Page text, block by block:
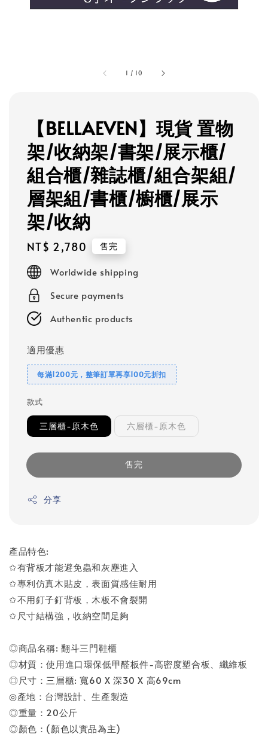
1 / 10
【BELLAEVEN】現貨 置物
架/收納架/書架/展示櫃/
組合櫃/雜誌櫃/組合架組/
層架組/書櫃/櫥櫃/展示
架/收納
Regular
price
NT$ 2,780 售完
Worldwide shipping
Secure payments
Authentic products
適用優惠
每滿1200元，整筆訂單再享100元折扣
款式
三層櫃-原木色 六層櫃-原木色
售完
分享
產品特色:
✩有背板才能避免蟲和灰塵進入
✩專利仿真木貼皮，表面質感佳耐用
✩不用釘子釘背板，木板不會裂開
✩尺寸結構強，收納空間足夠
◎商品名稱: 翻斗三門鞋櫃
◎材質：使用進口環保低甲醛板件-高密度塑合板、纖維板
◎尺寸：三層櫃: 寬60 X 深30 X 高69cm
◎產地：台灣設計、生產製造
◎重量：20公斤
◎顏色：(顏色以實品為主)